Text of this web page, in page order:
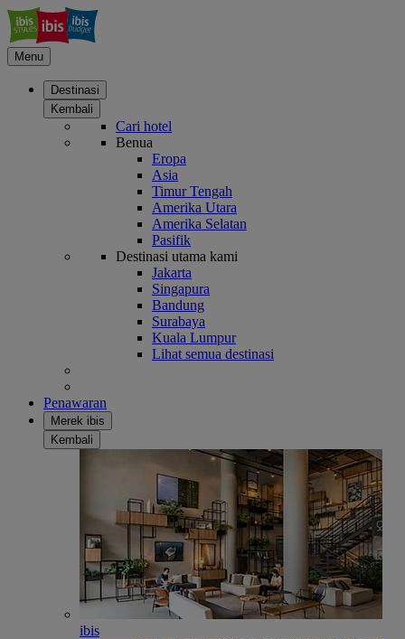
Menu
Destinasi
Kembali
Cari hotel
Benua
Eropa
Asia
Timur Tengah
Amerika Utara
Amerika Selatan
Pasifik
Destinasi utama kami
Jakarta
Singapura
Bandung
Surabaya
Kuala Lumpur
Lihat semua destinasi
Penawaran
Merek ibis
Kembali
ibis